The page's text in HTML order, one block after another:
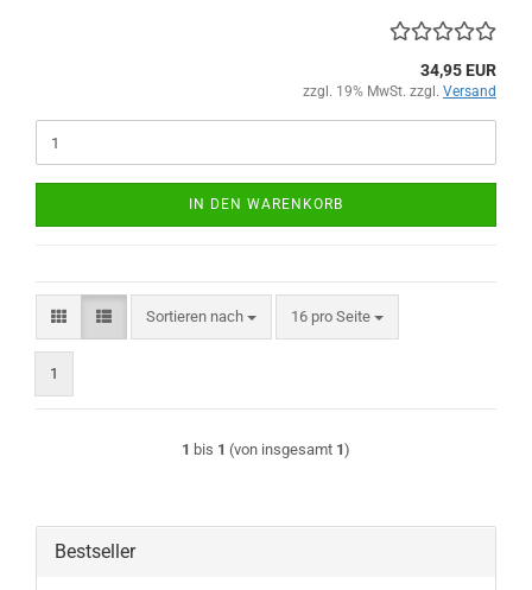
34,95 EUR
zzgl. 19% MwSt. zzgl. Versand
IN DEN WARENKORB
Sortieren nach
Sortieren nach 16 pro Seite
pro Seite
1
1 bis 1 (von insgesamt 1)
Bestseller